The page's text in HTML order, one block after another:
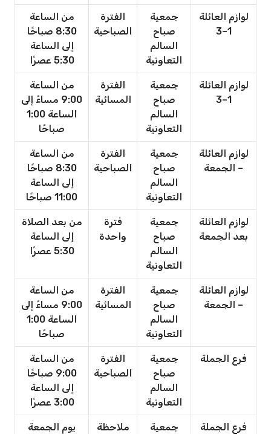
لوازم العائلة
1–3
جمعية
صباح
السالم
التعاونية
الفترة
الصباحية
من الساعة
8:30 صباحًا
إلى الساعة
5:30 عصرًا
لوازم العائلة
1–3
جمعية
صباح
السالم
التعاونية
الفترة
المسائية
من الساعة
9:00 مساءً إلى
الساعة 1:00
صباحًا
لوازم العائلة
– الجمعة
جمعية
صباح
السالم
التعاونية
الفترة
الصباحية
من الساعة
8:30 صباحًا
إلى الساعة
11:00 صباحًا
لوازم العائلة
بعد الجمعة
جمعية
صباح
السالم
التعاونية
فترة
واحدة
من بعد الصلاة
إلى الساعة
5:30 عصرًا
لوازم العائلة
– الجمعة
جمعية
صباح
السالم
التعاونية
الفترة
المسائية
من الساعة
9:00 مساءً إلى
الساعة 1:00
صباحًا
فرع الجملة
جمعية
صباح
السالم
التعاونية
الفترة
الصباحية
من الساعة
9:00 صباحًا
إلى الساعة
3:00 عصرًا
فرع الجملة
جمعية
ملاحظة
يوم الجمعة